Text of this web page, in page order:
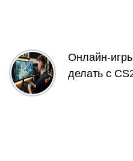
Онлайн-
делать с